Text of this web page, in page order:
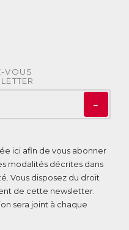
VOUS
→
ici afin de vous abonner
modalités décrites dans
. Vous disposez du droit
de cette newsletter.
sera joint à chaque